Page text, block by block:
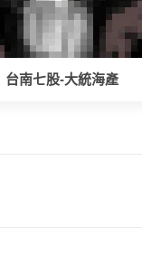
台南七股-大統海產